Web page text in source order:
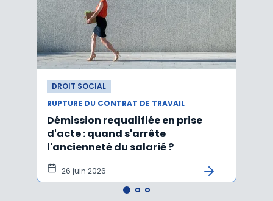
DROIT SOCIAL
RUPTURE DU CONTRAT DE TRAVAIL
Démission requalifiée en prise
d'acte : quand s'arrête
l'ancienneté du salarié ?
26 juin 2026